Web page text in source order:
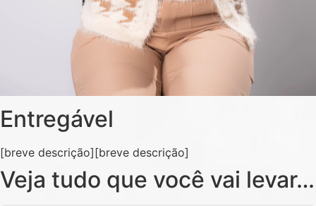
Entregável
[breve descrição][breve descrição]
Veja tudo que você vai levar…